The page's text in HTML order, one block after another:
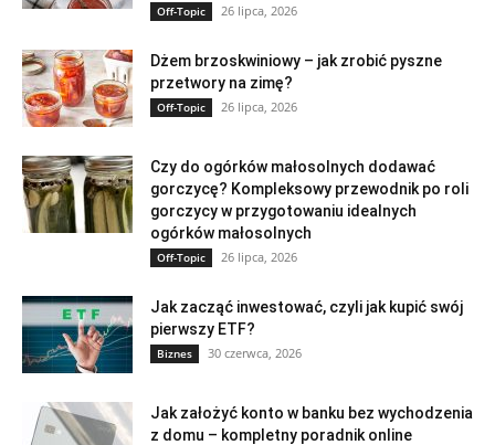
Off-Topic 26 lipca, 2026
Dżem brzoskwiniowy – jak zrobić pyszne
przetwory na zimę?
Off-Topic 26 lipca, 2026
Czy do ogórków małosolnych dodawać
gorczycę? Kompleksowy przewodnik po roli
gorczycy w przygotowaniu idealnych
ogórków małosolnych
Off-Topic 26 lipca, 2026
Jak zacząć inwestować, czyli jak kupić swój
pierwszy ETF?
Biznes 30 czerwca, 2026
Jak założyć konto w banku bez wychodzenia
z domu – kompletny poradnik online